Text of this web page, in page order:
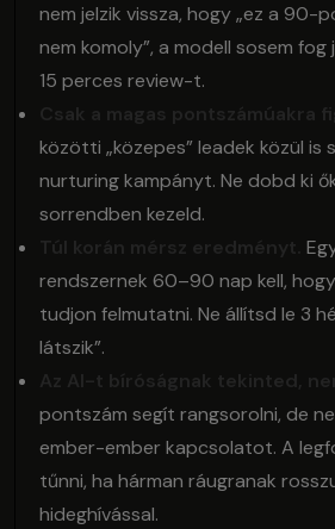
nem jelzik vissza, hogy „ez a 90-
nem komoly”, a modell sosem
15 perces review-t.
Csak a magas pontszámúakra
közötti „közepes” leadek közül is
nurturing kampányt. Ne dobd ki
sorrendben kezeld.
Túl korán mérsz eredményt.
rendszernek 60–90 nap kell,
tudjon felmutatni. Ne állítsd le 3
látszik”.
Az AI-t bíróságnak tekinted,
pontszám segít rangsorolni, de
ember-ember kapcsolatot. A
tűnni, ha hárman ráugranak
hideghívással.